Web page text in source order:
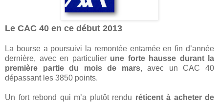
Le CAC 40 en ce début 2013
La bourse a poursuivi la remontée entamée en fin d’année
dernière, avec en particulier une forte hausse durant la
première partie du mois de mars, avec un CAC 40
dépassant les 3850 points.
Un fort rebond qui m’a plutôt rendu réticent à acheter de